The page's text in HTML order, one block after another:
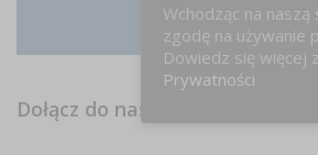
Instagram
Dołącz do nas na FB!
Wchodząc na
zgodę na używanie
Dowiedz się więcej
Prywatności